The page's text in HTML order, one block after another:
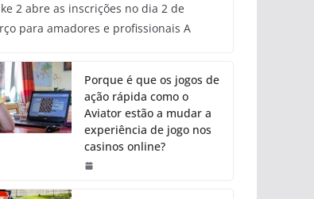
2 abre as inscrições no dia 2 de
para amadores e profissionais A
Porque é que os jogos de
ação rápida como o
Aviator estão a mudar a
experiência de jogo nos
casinos online?